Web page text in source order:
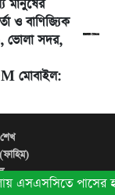
মানুষের
ও বাণিজ্যিক
ভোলা সদর,
মোবাইল:
পাসের